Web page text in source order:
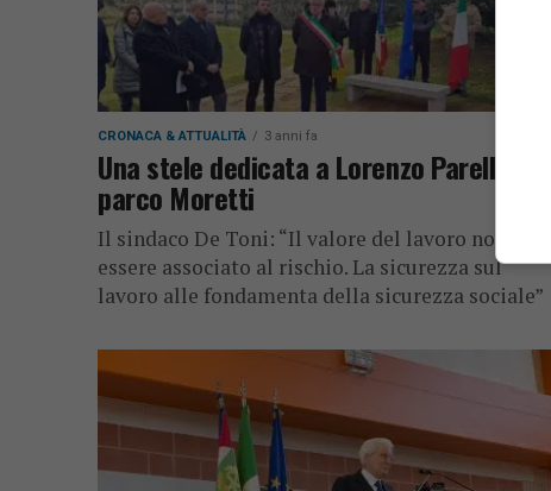
CRONACA & ATTUALITÀ 3 anni fa
Una stele dedicata a Lorenzo Parelli al
parco Moretti
Il sindaco De Toni: “Il valore del lavoro non può
essere associato al rischio. La sicurezza sul
lavoro alle fondamenta della sicurezza sociale”